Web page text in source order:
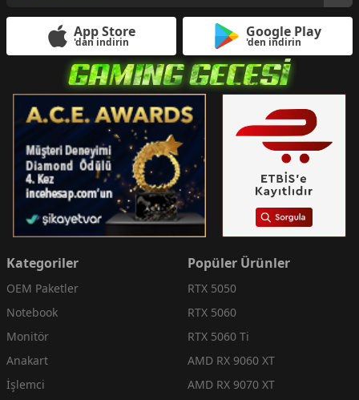
App Store
'dan indirin
Google Play
'den indirin
Kategoriler
OEM Paketler
Notebook
Monitör
Anakart
İşlemci
Popüler Ürünler
RTX 5050
RTX 5060
RTX 5060 Ti
AMD RX 9060 XT
AMD RX 9070 XT